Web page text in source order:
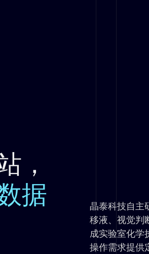
，
据
晶泰科技自主
移液、视觉判
成实验室化学
操作需求提供